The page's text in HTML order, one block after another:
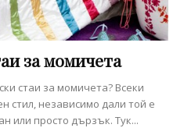
за момичета
стаи за момичета? Всеки
стил, независимо дали той е
или просто дързък. Тук...